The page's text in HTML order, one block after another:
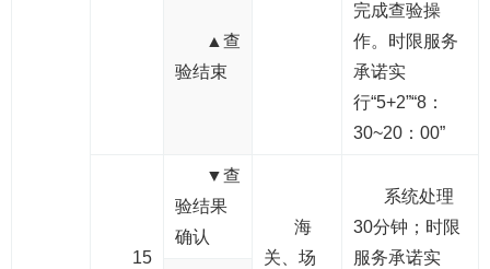
完成查验操
作。时限服务
承诺实
行“5+2”“8：
30~20：00”
▲查
验结束
15
▼查
验结果
确认
海
关、场
系统处理
30分钟；时限
服务承诺实